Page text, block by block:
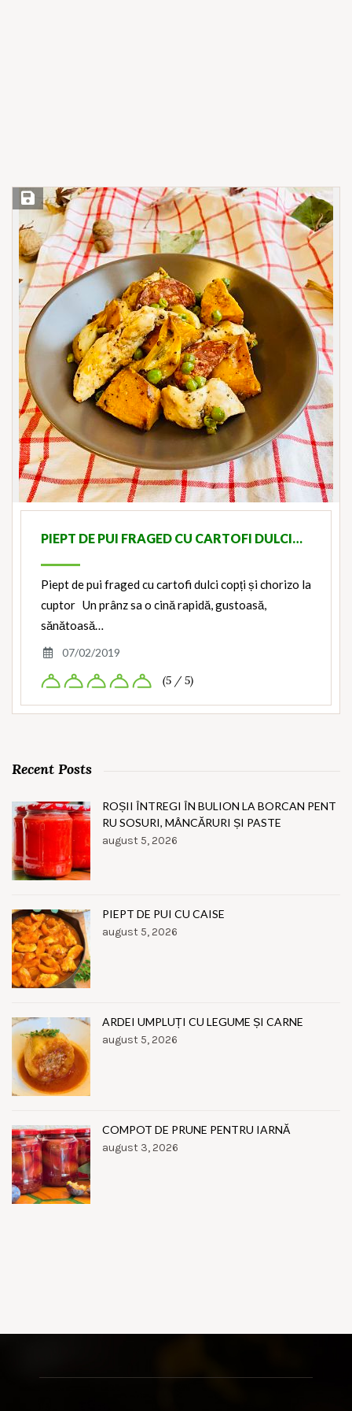
Save Recipe
PIEPT DE PUI FRAGED CU CARTOFI DULCI…
Piept de pui fraged cu cartofi dulci copți și chorizo la
cuptor Un prânz sa o cină rapidă, gustoasă,
sănătoasă…
07/02/2019
(5 / 5)
Recent Posts
ROȘII ÎNTREGI ÎN BULION LA BORCAN PENT
RU SOSURI, MÂNCĂRURI ȘI PASTE
august 5, 2026
PIEPT DE PUI CU CAISE
august 5, 2026
ARDEI UMPLUȚI CU LEGUME ȘI CARNE
august 5, 2026
COMPOT DE PRUNE PENTRU IARNĂ
august 3, 2026